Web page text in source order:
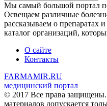
Мы самый большой портал
Освещаем различные
рассказываем о препаратах
каталог организаций,
О сайте
Контакты
FARMAMIR.RU
медицинский портал
© 2017 Все права
материалов допускается